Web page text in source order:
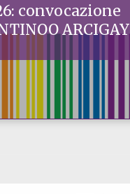
convocazione
ARCIGAY